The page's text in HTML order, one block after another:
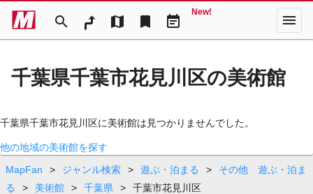
search map bookmark event_note
New! menu
千葉県千葉市花見川区の美術館
千葉県千葉市花見川区に美術館は見つかりませんでした。
他の地域の美術館を探す
MapFan
> ジャンル検索 > 遊ぶ・泊まる >
その他 遊ぶ・泊ま
る
> 美術館 > 千葉県 > 千葉市花見川区